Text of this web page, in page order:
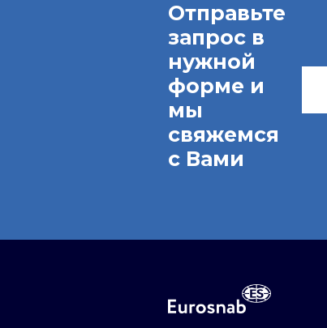
Отправьте
запрос в
нужной
форме и
мы
свяжемся
с Вами